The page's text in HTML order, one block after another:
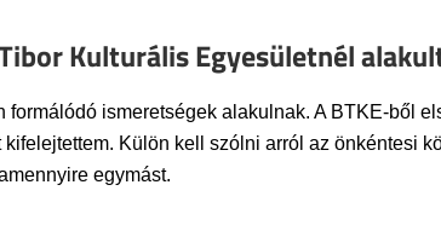
Kulturális Egyesületnél
formálódó ismeretségek alakulnak. A BTKE-ből
kifelejtettem. Külön kell szólni arról az önkéntesi
egymást.